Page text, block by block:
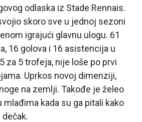
odlaska iz Stade Rennais.
skoro sve u jednoj sezoni
igrajući glavnu ulogu. 61
16 golova i 16 asistencija u
za 5 trofeja, nije loše po prvi
Uprkos novoj dimenziji,
na zemlji. Takođe je želeo
mlađima kada su ga pitali kako